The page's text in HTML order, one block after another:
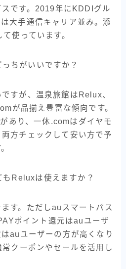
です。2019年にKDDIグル
大手通信キャリア並み。添
使っています。
ちがいいですか？
すが、温泉旅館はRelux、
が品揃え豊富な傾向です。
あり、一休.comはダイヤモ
方チェックして安い方で予
Reluxは使えますか？
す。ただしauスマートパス
ポイント還元はauユーザ
auユーザーの方が高くなり
クーポンやセールを活用し